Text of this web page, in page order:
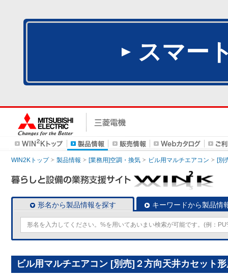
スマー
WIN2Kトップ 製品情報 [業務用]空調・換気 ビル用マルチエアコン [別
形名から製品情報を探す キーワードから製品情
ビル用マルチエアコン [別売]２方向天井カセット